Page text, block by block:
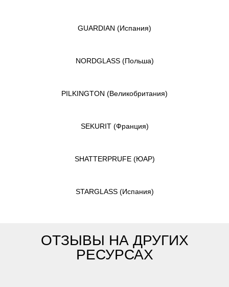
GUARDIAN (Испания)
NORDGLASS (Польша)
PILKINGTON (Великобритания)
SEKURIT (Франция)
SHATTERPRUFE (ЮАР)
STARGLASS (Испания)
ОТЗЫВЫ НА ДРУГИХ
РЕСУРСАХ